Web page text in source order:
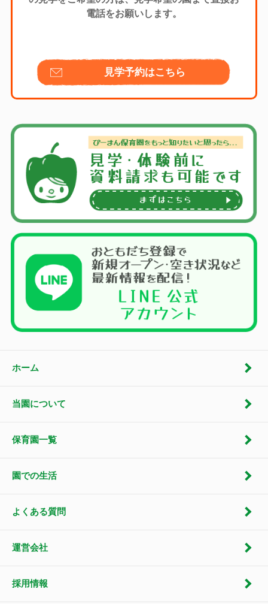
電話をお願いします。
見学予約はこちら
ホーム
当園について
保育園一覧
園での生活
よくある質問
運営会社
採用情報